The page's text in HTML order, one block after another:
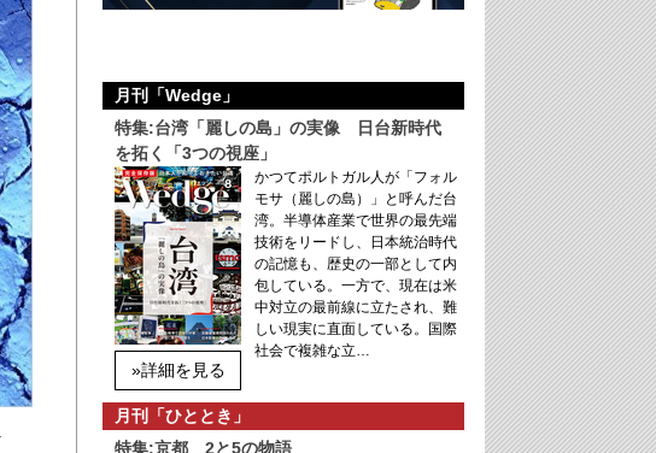
月刊「Wedge」
特集:台湾「麗しの島」の実像 日台新時代
を拓く「3つの視座」
»詳細を見る
かつてポルトガル人が「フォル
モサ（麗しの島）」と呼んだ台
湾。半導体産業で世界の最先端
技術をリードし、日本統治時代
の記憶も、歴史の一部として内
包している。一方で、現在は米
中対立の最前線に立たされ、難
しい現実に直面している。国際
社会で複雑な立…
月刊「ひととき」
特集:京都 2と5の物語